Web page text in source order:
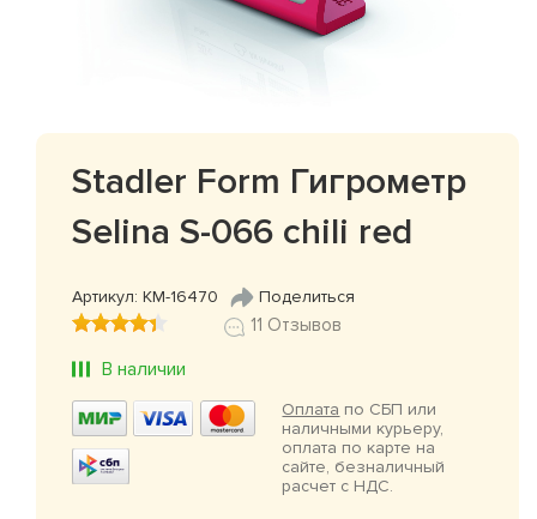
Stadler Form Гигрометр
Selina S-066 chili red
Артикул: КМ-16470 Поделиться
11 Отзывов
В наличии
Оплата по СБП или
наличными курьеру,
оплата по карте на
сайте, безналичный
расчет с НДС.